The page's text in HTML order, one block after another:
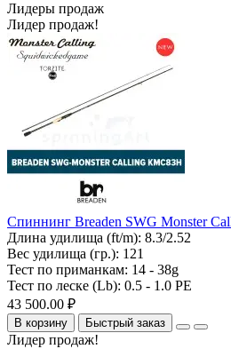
Лидеры продаж
Лидер продаж!
Спиннинг Breaden SWG Monster
Длина удилища (ft/m): 8.3/2.52
Вес удилища (гр.): 121
Тест по приманкам: 14 - 38g
Тест по леске (Lb): 0.5 - 1.0 PE
43 500.00 ₽
В корзину Быстрый заказ
Лидер продаж!